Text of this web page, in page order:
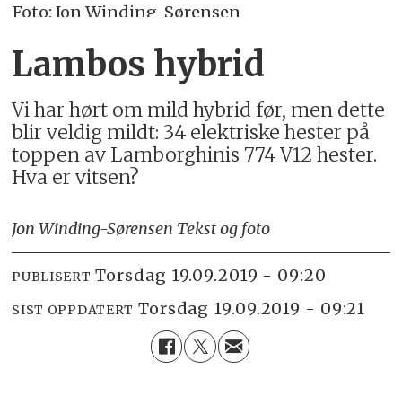
Foto: Jon Winding-Sørensen
Lambos hybrid
Vi har hørt om mild hybrid før, men dette
blir veldig mildt: 34 elektriske hester på
toppen av Lamborghinis 774 V12 hester.
Hva er vitsen?
Jon Winding-Sørensen Tekst og foto
PUBLISERT torsdag 19.09.2019 - 09:20
SIST OPPDATERT torsdag 19.09.2019 - 09:21